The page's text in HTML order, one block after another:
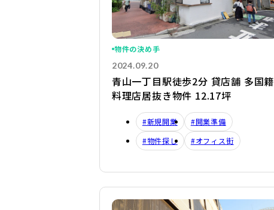
物件の決め手
2024.09.20
青山一丁目駅徒歩2分 貸店舗 多国籍
料理店居抜き物件 12.17坪
#新規開業
#開業準備
#物件探し
#オフィス街